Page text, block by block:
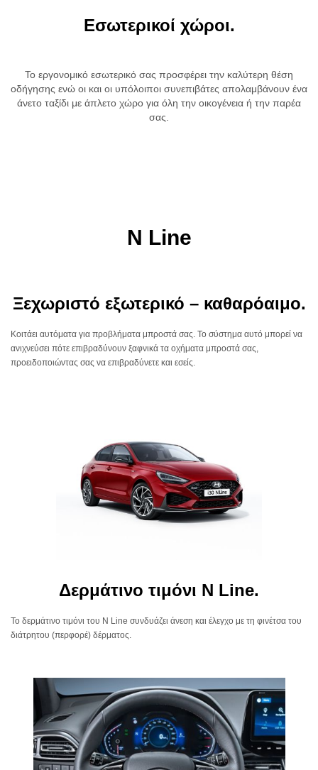
Εσωτερικοί χώροι.
Το εργονομικό εσωτερικό σας προσφέρει την καλύτερη θέση
οδήγησης ενώ οι και οι υπόλοιποι συνεπιβάτες απολαμβάνουν ένα
άνετο ταξίδι με άπλετο χώρο για όλη την οικογένεια ή την παρέα
σας.
N Line
Ξεχωριστό εξωτερικό – καθαρόαιμο.
Κοιτάει αυτόματα για προβλήματα μπροστά σας. Το σύστημα αυτό μπορεί να
ανιχνεύσει πότε επιβραδύνουν ξαφνικά τα οχήματα μπροστά σας,
προειδοποιώντας σας να επιβραδύνετε και εσείς.
Δερμάτινο τιμόνι N Line.
Το δερμάτινο τιμόνι του N Line συνδυάζει άνεση και έλεγχο με τη φινέτσα του
διάτρητου (περφορέ) δέρματος.